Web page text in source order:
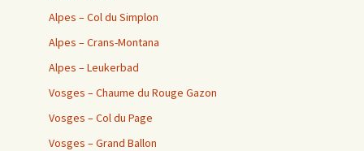
Alpes – Col du Simplon
Alpes – Crans-Montana
Alpes – Leukerbad
Vosges – Chaume du Rouge Gazon
Vosges – Col du Page
Vosges – Grand Ballon